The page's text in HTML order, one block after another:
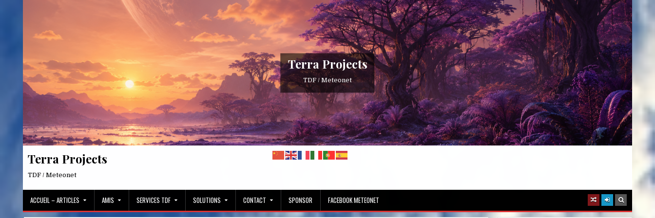
Terra Projects
TDF / Meteonet
Terra Projects
TDF / Meteonet
ACCUEIL – ARTICLES AMIS SERVICES TDF SOLUTIONS CONTACT SPONSOR FACEBOOK METEONET